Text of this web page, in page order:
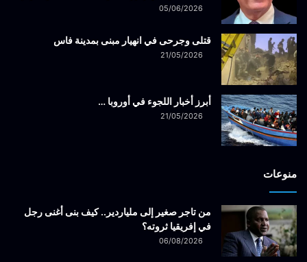
05/06/2026
قتلى وجرحى في انهيار مبنى بمدينة فاس
21/05/2026
أبرز أخبار اللجوء في أوروبا …
21/05/2026
منوعات
من تاجر صغير إلى ملياردير.. كيف بنى أغنى رجل
في إفريقيا ثروته؟
06/08/2026